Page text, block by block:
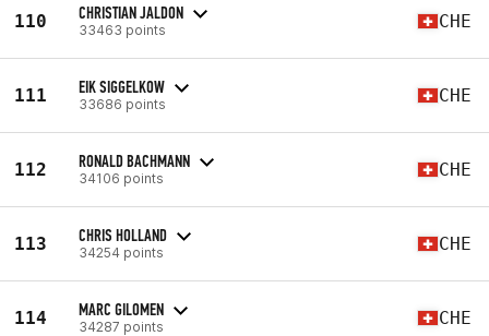
110 CHRISTIAN JALDON
33463 points CHE
111 EIK SIGGELKOW
33686 points CHE
112 RONALD BACHMANN
34106 points CHE
113 CHRIS HOLLAND
34254 points CHE
114 MARC GILOMEN
34287 points CHE